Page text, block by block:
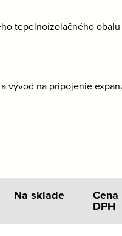
tepelnoizolačného obalu
vývod na pripojenie
Na sklade Cena
DPH